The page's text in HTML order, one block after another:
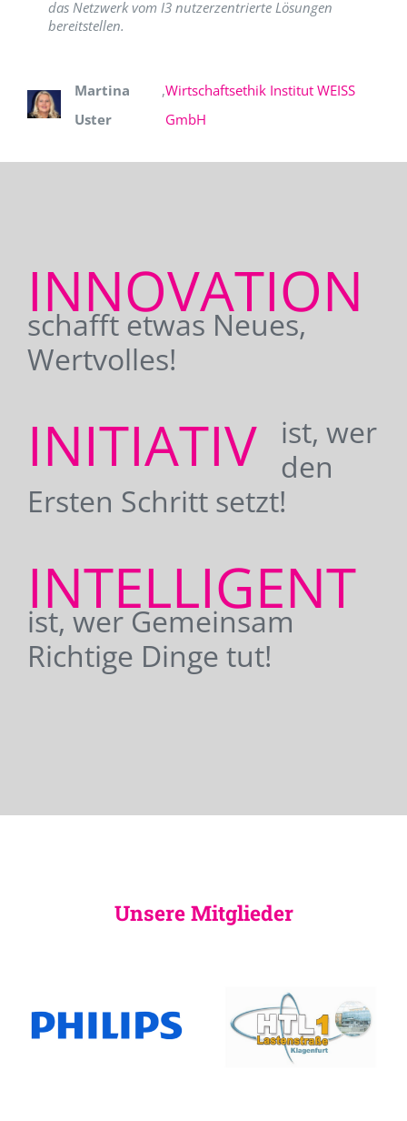
das Netzwerk vom I3 nutzerzentrierte Lösungen
bereitstellen.
Martina
Uster
,Wirtschaftsethik Institut WEISS
GmbH
INNOVATION
schafft etwas Neues,
Wertvolles!
INITIATIV
ist, wer
den
Ersten Schritt setzt!
INTELLIGENT
ist, wer Gemeinsam
Richtige Dinge tut!
Unsere Mitglieder